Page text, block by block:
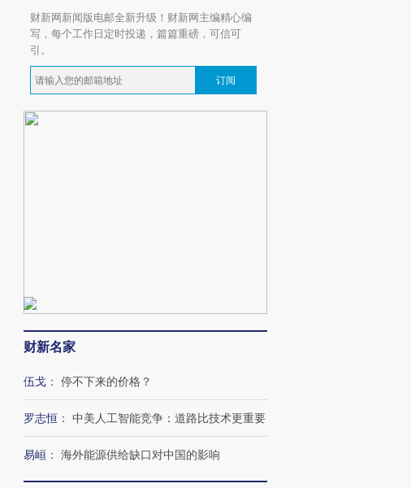
财新网新闻版电邮全新升级！财新网主编精心编
写，每个工作日定时投递，篇篇重磅，可信可
引。
订阅
财新名家
伍戈 ： 停不下来的价格？
罗志恒 ： 中美人工智能竞争：道路比技术更重要
易峘 ： 海外能源供给缺口对中国的影响